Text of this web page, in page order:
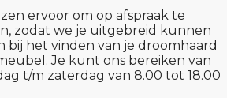
ervoor om op afspraak te
zodat we je uitgebreid kunnen
bij het vinden van je droomhaard
Je kunt ons bereiken van
t/m zaterdag van 8.00 tot 18.00